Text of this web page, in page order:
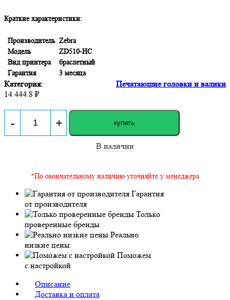
Краткие характеристики:
Производитель Zebra
Модель
ZD510-HC
Вид принтера
браслетный
Гарантия
3 месяца
Категория:
Печатающие головки и валики
14 444.8 ₽
- + купить
В наличии
*По окончательному наличию уточняйте у менеджера
Гарантия
от производителя
Только
проверенные бренды
Реально
низкие цены
Поможем
с настройкой
Описание
Доставка и оплата